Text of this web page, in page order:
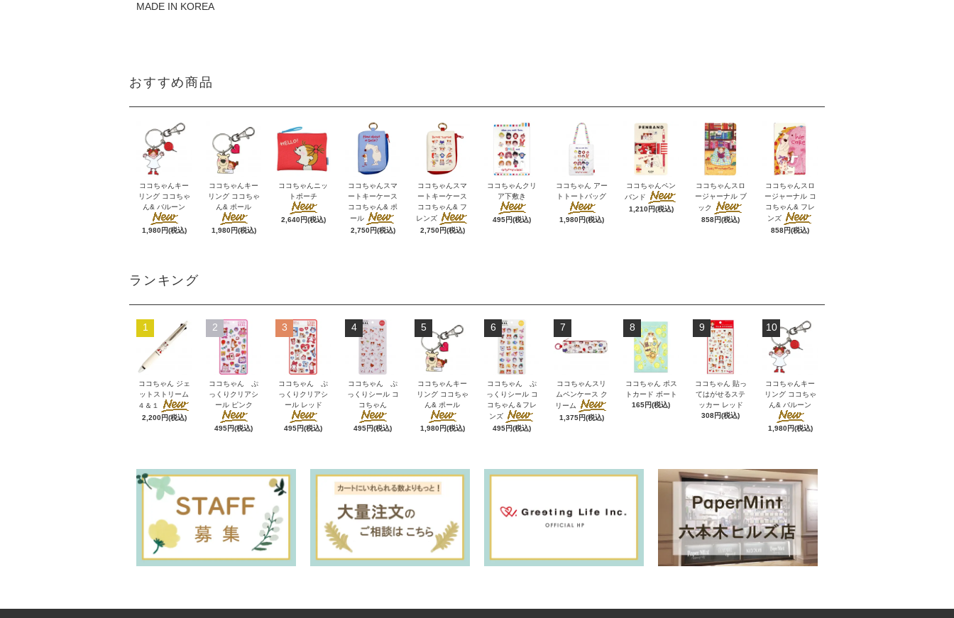
MADE IN KOREA
おすすめ商品
ココちゃんキー
リング ココちゃ
ん& バルーン
1,980円(税込)
ココちゃんキー
リング ココちゃ
ん& ポール
1,980円(税込)
ココちゃんニッ
トポーチ
2,640円(税込)
ココちゃんスマ
ートキーケース
ココちゃん& ポ
ール
2,750円(税込)
ココちゃんスマ
ートキーケース
ココちゃん& フ
レンズ
2,750円(税込)
ココちゃんクリ
ア下敷き
495円(税込)
ココちゃん アー
トトートバッグ
1,980円(税込)
ココちゃんペン
バンド
1,210円(税込)
ココちゃんスロ
ージャーナル ブ
ック
858円(税込)
ココちゃんスロ
ージャーナル コ
コちゃん& フレ
ンズ
858円(税込)
ランキング
1
ココちゃん ジェ
ットストリーム
４＆１
2,200円(税込)
2
ココちゃん ぷ
っくりクリアシ
ール ピンク
495円(税込)
3
ココちゃん ぷ
っくりクリアシ
ール レッド
495円(税込)
4
ココちゃん ぷ
っくりシール コ
コちゃん
495円(税込)
5
ココちゃんキー
リング ココちゃ
ん& ポール
1,980円(税込)
6
ココちゃん ぷ
っくりシール コ
コちゃん＆フレ
ンズ
495円(税込)
7
ココちゃんスリ
ムペンケース ク
リーム
1,375円(税込)
8
ココちゃん ポス
トカード ボート
165円(税込)
9
ココちゃん 貼っ
てはがせるステ
ッカー レッド
308円(税込)
10
ココちゃんキー
リング ココちゃ
ん& バルーン
1,980円(税込)